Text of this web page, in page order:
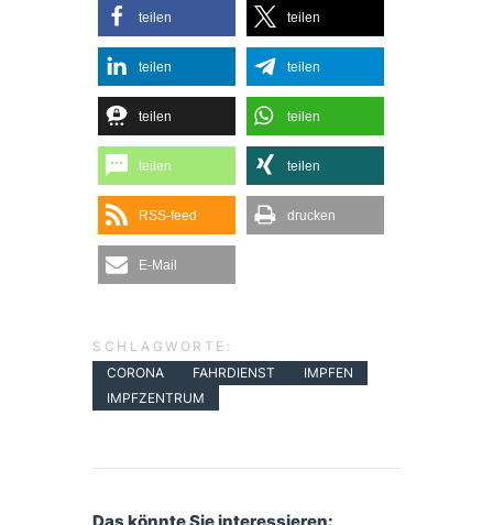
teilen teilen
teilen teilen
teilen teilen
teilen teilen
RSS-feed drucken
E-Mail
SCHLAGWORTE:
CORONA
FAHRDIENST
IMPFEN
IMPFZENTRUM